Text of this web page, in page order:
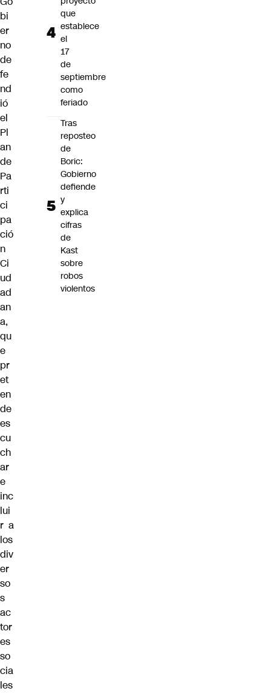
bi
er
no
de
fe
nd
ió
el
Pl
an
de
Pa
rti
ci
pa
ció
n
Ci
ud
ad
an
a,
qu
e
pr
et
en
de
es
cu
ch
ar
e
inc
lui
r a
los
div
er
so
s
ac
tor
es
so
cia
les
que
establece
el
17
de
septiembre
como
feriado
Tras
reposteo
de
Boric:
Gobierno
defiende
y
explica
cifras
de
Kast
sobre
robos
violentos